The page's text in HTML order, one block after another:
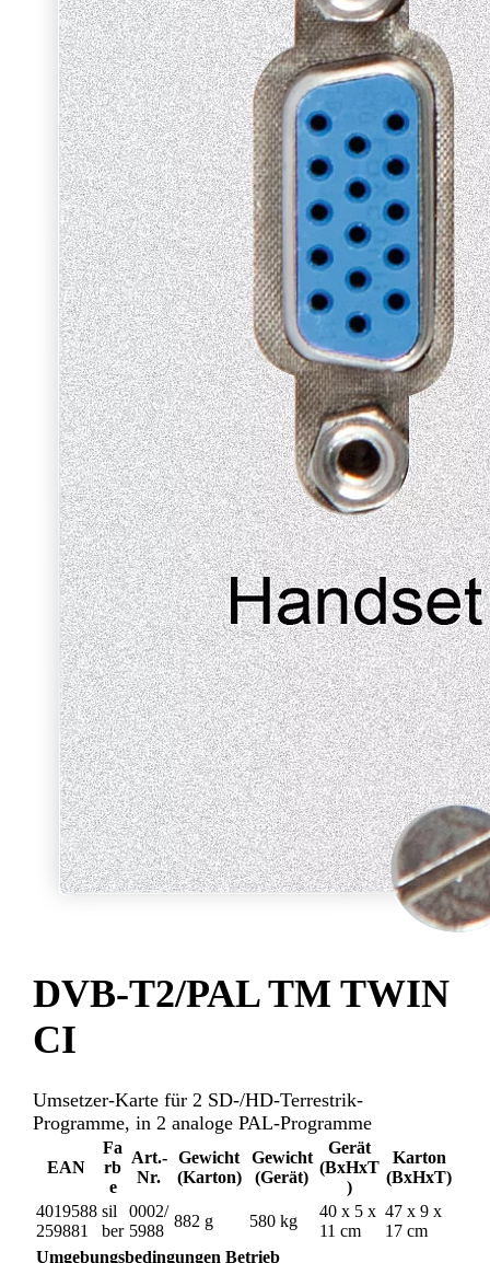
DVB-T2/PAL TM TWIN
CI
Umsetzer-Karte für 2 SD-/HD-Terrestrik-
Programme, in 2 analoge PAL-Programme
EAN
Fa
rb
e
Art.-
Nr.
Gewicht
(Karton)
Gewicht
(Gerät)
Gerät
(BxHxT
)
Karton
(BxHxT)
4019588
259881
sil
ber
0002/
5988
882 g 580 kg
40 x 5 x
11 cm
47 x 9 x
17 cm
Umgebungsbedingungen Betrieb